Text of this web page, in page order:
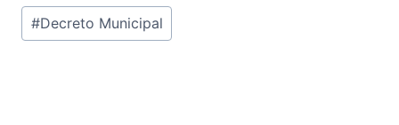
Tags
do
#Decreto Municipal